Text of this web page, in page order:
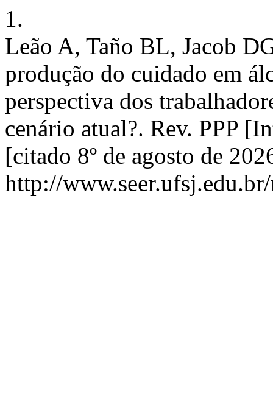
1.
Leão A, Taño BL, Jacob
produção do cuidado em
perspectiva dos
cenário atual?. Rev. PPP
[citado 8º de agosto de
http://